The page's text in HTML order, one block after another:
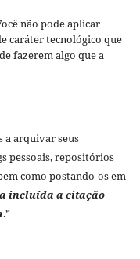
não pode aplicar
caráter tecnológico que
fazerem algo que a
a arquivar seus
pessoais, repositórios
como postando-os em
incluída a citação
.”